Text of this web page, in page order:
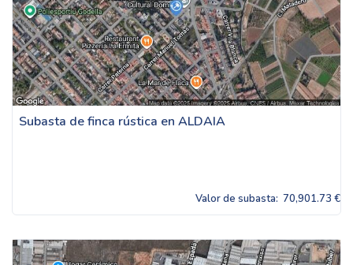
Subasta de finca rústica en ALDAIA
Valor de subasta: 70,901.73 €